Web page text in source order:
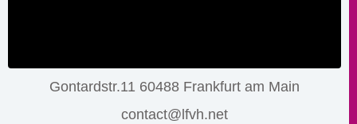
Gontardstr.11 60488 Frankfurt am Main
contact@lfvh.net